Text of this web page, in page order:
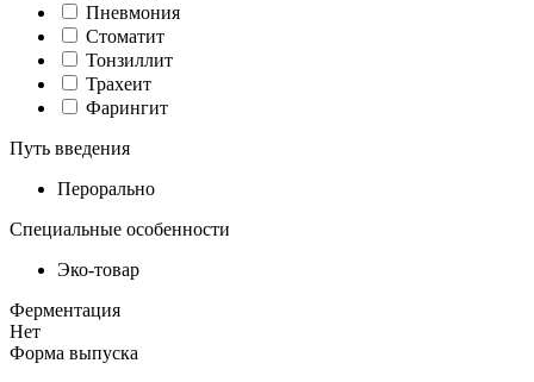
Пневмония
Стоматит
Тонзиллит
Трахеит
Фарингит
Путь введения
Перорально
Специальные особенности
Эко-товар
Ферментация
Нет
Форма выпуска